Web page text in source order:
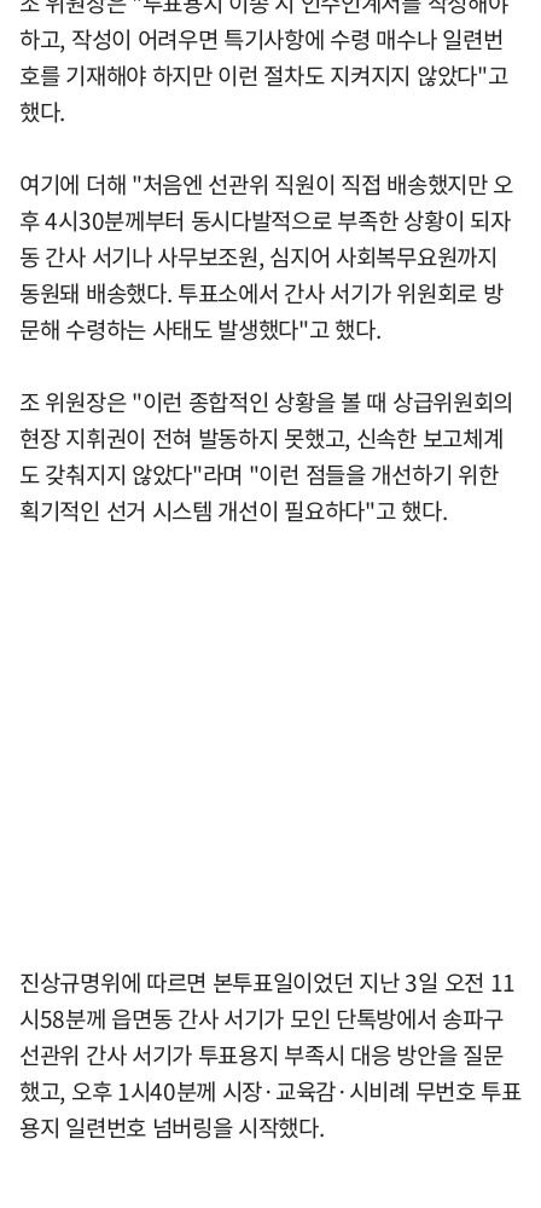
하고, 작성이 어려우면 특기사항에 수령 매수나 일련번
호를 기재해야 하지만 이런 절차도 지켜지지 않았다"고
했다.
여기에 더해 "처음엔 선관위 직원이 직접 배송했지만 오
후 4시30분께부터 동시다발적으로 부족한 상황이 되자
동 간사 서기나 사무보조원, 심지어 사회복무요원까지
동원돼 배송했다. 투표소에서 간사 서기가 위원회로 방
문해 수령하는 사태도 발생했다"고 했다.
조 위원장은 "이런 종합적인 상황을 볼 때 상급위원회의
현장 지휘권이 전혀 발동하지 못했고, 신속한 보고체계
도 갖춰지지 않았다"라며 "이런 점들을 개선하기 위한
획기적인 선거 시스템 개선이 필요하다"고 했다.
진상규명위에 따르면 본투표일이었던 지난 3일 오전 11
시58분께 읍면동 간사 서기가 모인 단톡방에서 송파구
선관위 간사 서기가 투표용지 부족시 대응 방안을 질문
했고, 오후 1시40분께 시장·교육감·시비례 무번호 투표
용지 일련번호 넘버링을 시작했다.